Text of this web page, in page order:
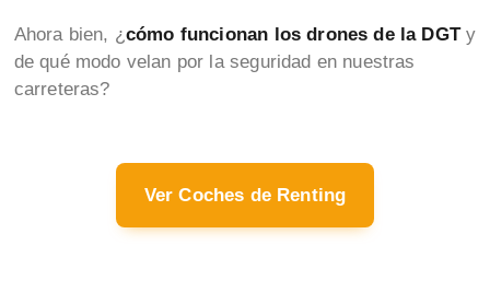
Ahora bien, ¿cómo funcionan los drones de la DGTy
de qué modo velan por la seguridad en nuestras
carreteras?
Ver Coches de Renting